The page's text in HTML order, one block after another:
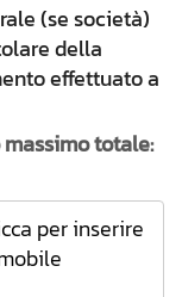
(se società)
della
effettuato a
massimo totale:
per inserire